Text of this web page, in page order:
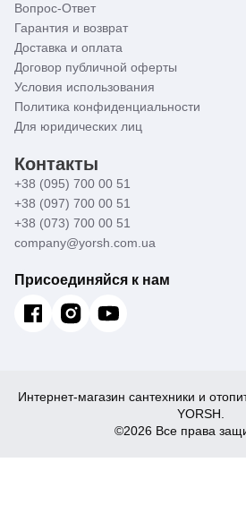
Вопрос-Ответ
Гарантия и возврат
Доставка и оплата
Договор публичной оферты
Условия использования
Политика конфиденциальности
Для юридических лиц
Контакты
+38 (095) 700 00 51
+38 (097) 700 00 51
+38 (073) 700 00 51
company@yorsh.com.ua
Присоединяйся к нам
Интернет-магазин сантехники и
YORSH.
©2026 Все права